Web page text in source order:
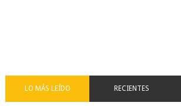
LO MÁS LEÍDO RECIENTES